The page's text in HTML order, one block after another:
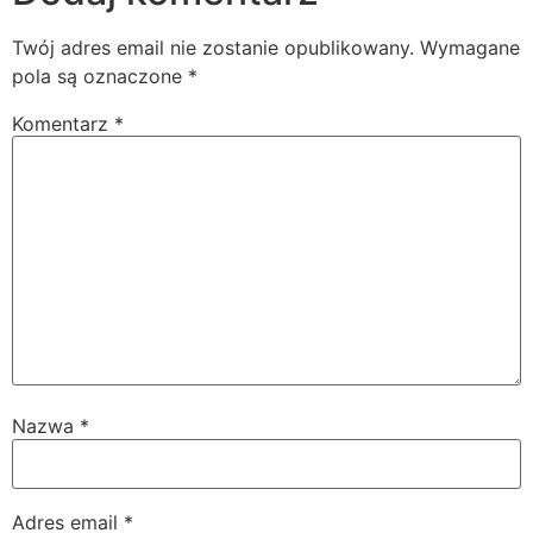
Twój adres email nie zostanie opublikowany. Wymagane
pola są oznaczone *
Komentarz *
Nazwa *
Adres email *